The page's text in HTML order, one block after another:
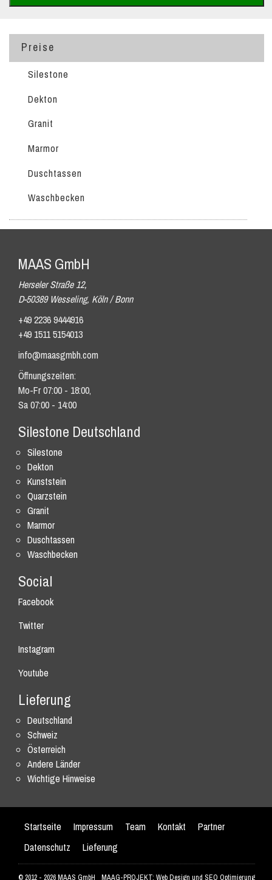
Preise
Silestone
Dekton
Granit
Marmor
Duschtassen
Waschbecken
MAAS GmbH
Herseler Straße 12,
D-50389 Wesseling, Köln / Bonn
+49 2236 9444916
+49 1511 5154013
info@maasgmbh.com
Öffnungszeiten:
Mo-Fr 07:00 - 18:00,
Sa 07:00 - 14:00
Silestone Deutschland
Silestone
Dekton
Kunststein
Quarzstein
Granit
Marmor
Duschtassen
Waschbecken
Social
Facebook
Twitter
Instagram
Youtube
Lieferung
Deutschland
Schweiz
Österreich
Andere Länder
Wichtige Hinweise
Startseite Impressum Team Kontakt
Partner
Datenschutz
Lieferung
© 2012 - 2026 MAAS GmbH MAAG-PROJEKT: Web Design und SEO Optimierung